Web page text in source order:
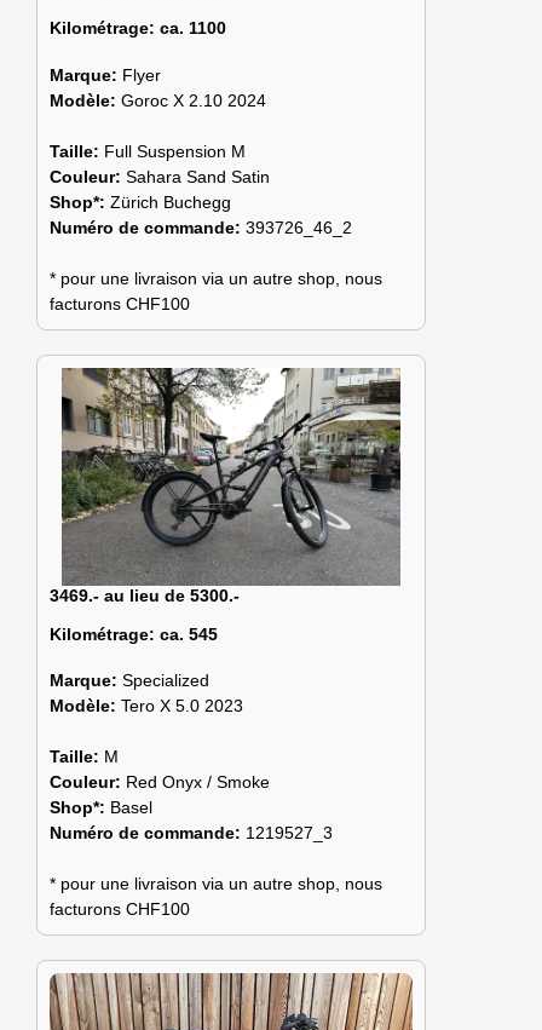
Kilométrage: ca. 1100
Marque: Flyer
Modèle: Goroc X 2.10 2024
Taille: Full Suspension M
Couleur: Sahara Sand Satin
Shop*: Zürich Buchegg
Numéro de commande: 393726_46_2
* pour une livraison via un autre shop, nous
facturons CHF100
3469.- au lieu de 5300.-
Kilométrage: ca. 545
Marque: Specialized
Modèle: Tero X 5.0 2023
Taille: M
Couleur: Red Onyx / Smoke
Shop*: Basel
Numéro de commande: 1219527_3
* pour une livraison via un autre shop, nous
facturons CHF100